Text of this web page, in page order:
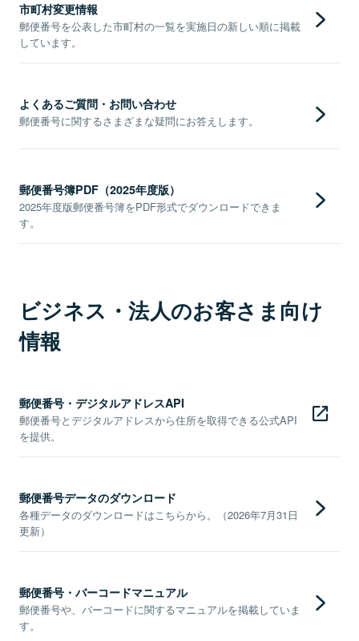
市町村変更情報
郵便番号を公表した市町村の一覧を実施日の新しい順に掲載
しています。
よくあるご質問・お問い合わせ
郵便番号に関するさまざまな疑問にお答えします。
郵便番号簿PDF（2025年度版）
2025年度版郵便番号簿をPDF形式でダウンロードできま
す。
ビジネス・法人のお客さま向け
情報
郵便番号・デジタルアドレスAPI
郵便番号とデジタルアドレスから住所を取得できる公式API
を提供。
郵便番号データのダウンロード
各種データのダウンロードはこちらから。（2026年7月31日
更新）
郵便番号・バーコードマニュアル
郵便番号や、バーコードに関するマニュアルを掲載していま
す。